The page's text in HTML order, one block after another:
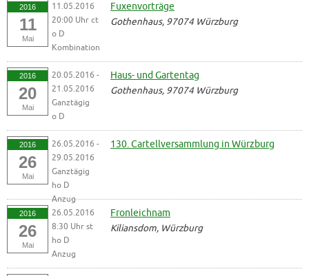
2016
11
Mai
11.05.2016
20:00 Uhr ct
o D
Kombination
Fuxenvorträge
Gothenhaus, 97074 Würzburg
2016
20
Mai
20.05.2016 -
21.05.2016
Ganztägig
o D
Haus- und Gartentag
Gothenhaus, 97074 Würzburg
2016
26
Mai
26.05.2016 -
29.05.2016
Ganztägig
ho D
Anzug
130. Cartellversammlung in Würzburg
2016
26
Mai
26.05.2016
8:30 Uhr st
ho D
Anzug
Fronleichnam
Kiliansdom, Würzburg